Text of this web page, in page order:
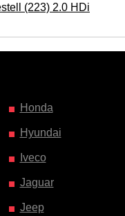
(223) 2.0 HDi
Honda
Hyundai
Iveco
Jaguar
Jeep